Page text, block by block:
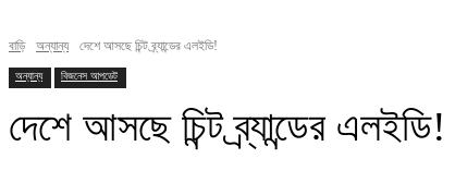
বাড়ি অন্যান্য দেশে আসছে চিন্ট ব্র্যান্ডের এলইডি!
অন্যান্য বিজনেস আপডেট
দেশে আসছে চিন্ট ব্র্যান্ডের এলইডি!